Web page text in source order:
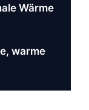
Wärme
warme